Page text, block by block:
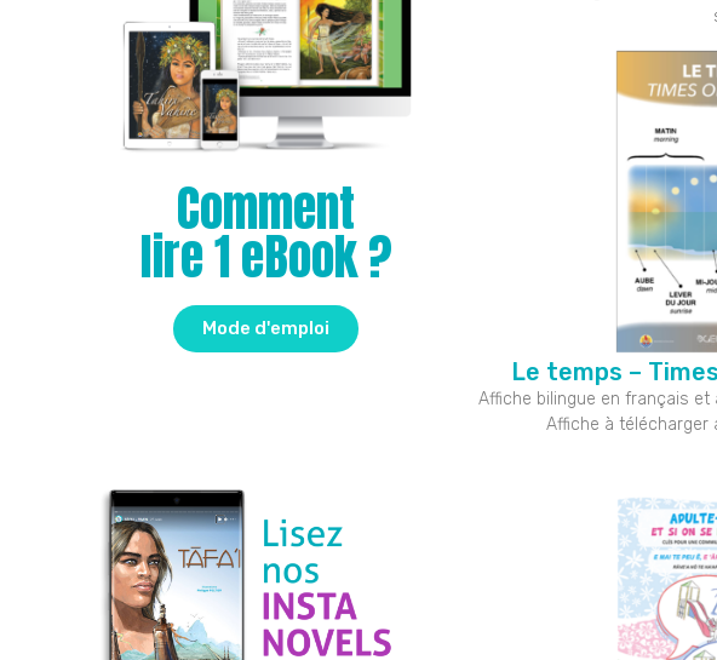
Comment
lire 1 eBook ?
Mode d'emploi
Le temps –
Affiche bilingue en français
Affiche à télécharger